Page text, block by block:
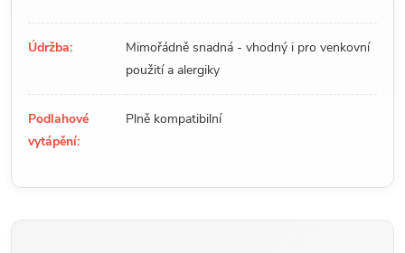
Údržba:
Mimořádně snadná - vhodný i pro venkovní
použití a alergiky
Podlahové
vytápění:
Plně kompatibilní